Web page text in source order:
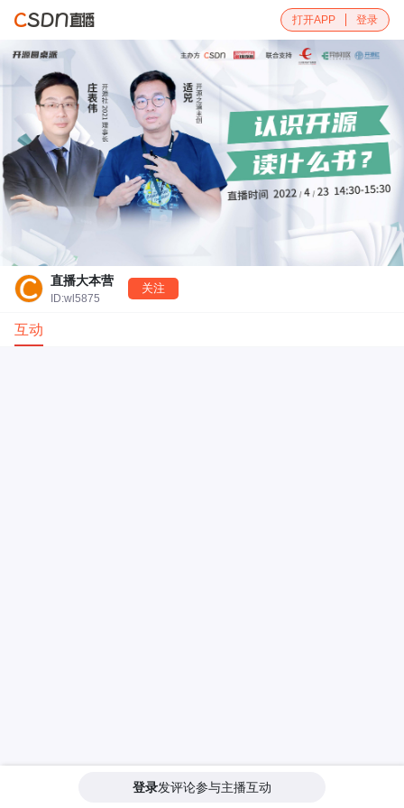
打开APP 登录
直播大本营
ID:wl5875
关注
互动
登录发评论参与主播互动